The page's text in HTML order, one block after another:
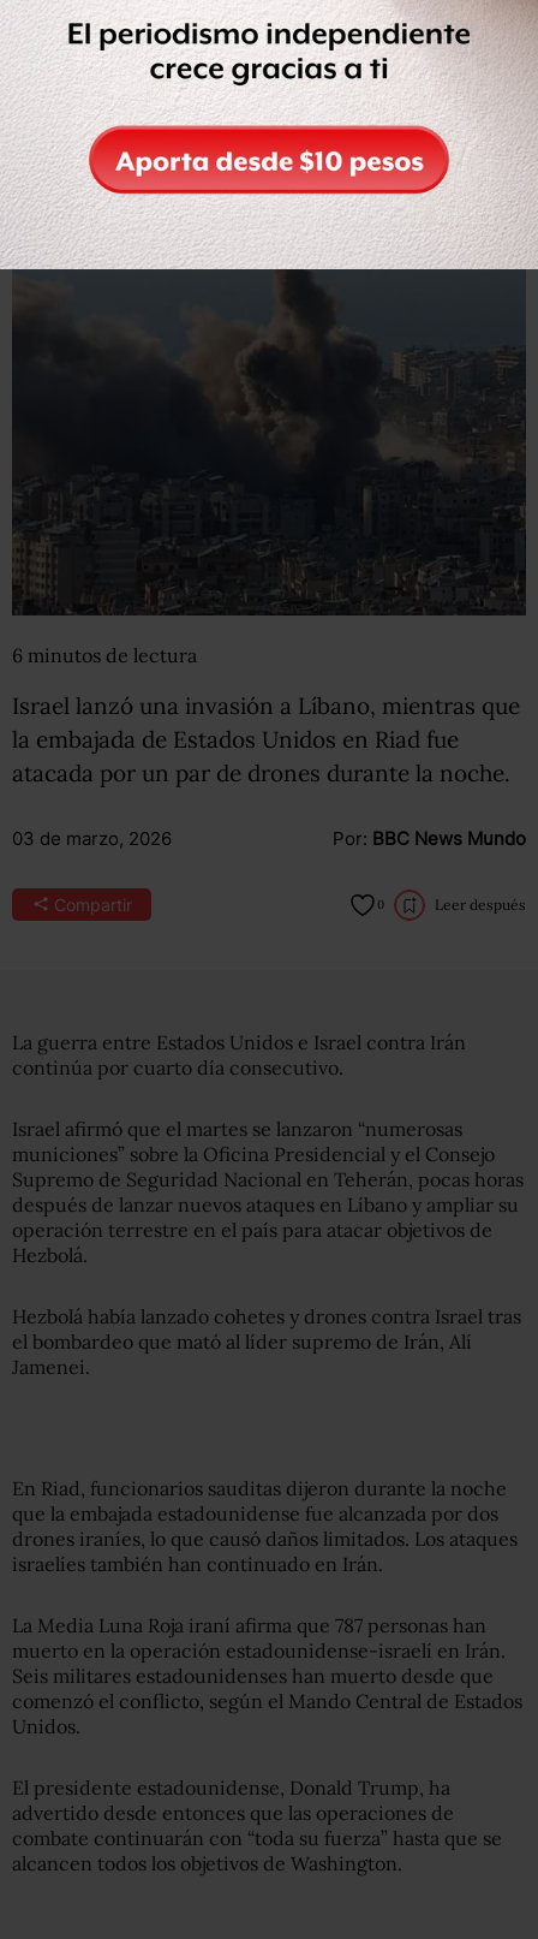
Home > Internacional > bbc >
6 minutos de lectura
Israel lanzó una invasión a Líbano, mientras que
la embajada de Estados Unidos en Riad fue
atacada por un par de drones durante la noche.
03 de marzo, 2026 Por: BBC News Mundo
Compartir 0 Leer después
La guerra entre Estados Unidos e Israel contra Irán
continúa por cuarto día consecutivo.
Israel afirmó que el martes se lanzaron “numerosas
municiones” sobre la Oficina Presidencial y el Consejo
Supremo de Seguridad Nacional en Teherán, pocas horas
después de lanzar nuevos ataques en Líbano y ampliar su
operación terrestre en el país para atacar objetivos de
Hezbolá.
Hezbolá había lanzado cohetes y drones contra Israel tras
el bombardeo que mató al líder supremo de Irán, Alí
Jamenei.
En Riad, funcionarios sauditas dijeron durante la noche
que la embajada estadounidense fue alcanzada por dos
drones iraníes, lo que causó daños limitados. Los ataques
israelíes también han continuado en Irán.
La Media Luna Roja iraní afirma que 787 personas han
muerto en la operación estadounidense-israelí en Irán.
Seis militares estadounidenses han muerto desde que
comenzó el conflicto, según el Mando Central de Estados
Unidos.
El presidente estadounidense, Donald Trump, ha
advertido desde entonces que las operaciones de
combate continuarán con “toda su fuerza” hasta que se
alcancen todos los objetivos de Washington.